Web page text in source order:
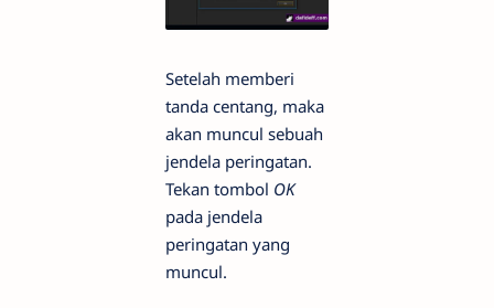
Setelah memberi
tanda centang, maka
akan muncul sebuah
jendela peringatan.
Tekan tombol OK
pada jendela
peringatan yang
muncul.